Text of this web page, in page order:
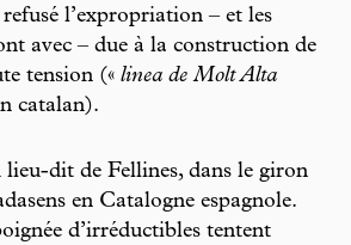
l’expropriation – et les
avec – due à la construction de
tension (« linea de Molt Alta
catalan).
lieu-dit de Fellines, dans le giron
en Catalogne espagnole.
d’irréductibles tentent